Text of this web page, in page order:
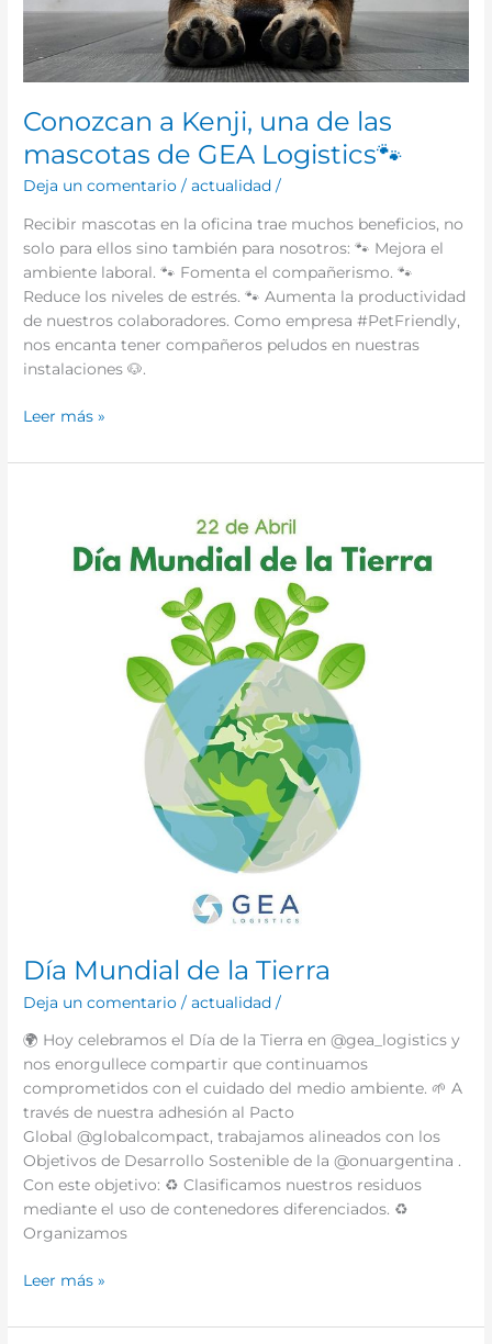
Conozcan a Kenji, una de las
mascotas de GEA Logistics🐾
Deja un comentario /actualidad /
Recibir mascotas en la oficina trae muchos beneficios, no
solo para ellos sino también para nosotros: 🐾 Mejora el
ambiente laboral. 🐾 Fomenta el compañerismo. 🐾
Reduce los niveles de estrés. 🐾 Aumenta la productividad
de nuestros colaboradores. Como empresa #PetFriendly,
nos encanta tener compañeros peludos en nuestras
instalaciones 🐶.
Leer más »
Día Mundial de la Tierra
Deja un comentario /actualidad /
🌍 Hoy celebramos el Día de la Tierra en @gea_logistics y
nos enorgullece compartir que continuamos
comprometidos con el cuidado del medio ambiente. 🌱 A
través de nuestra adhesión al Pacto
Global @globalcompact, trabajamos alineados con los
Objetivos de Desarrollo Sostenible de la @onuargentina .
Con este objetivo: ♻️ Clasificamos nuestros residuos
mediante el uso de contenedores diferenciados. ♻️
Organizamos
Leer más »